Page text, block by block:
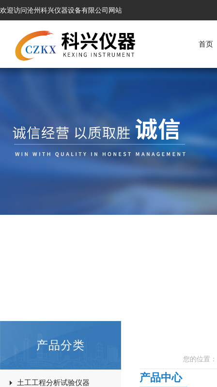
欢迎访问沧州科兴仪器设备有限公司网站
首页
产品分类
土工工程分析试验仪器
您的位置：
产品中心